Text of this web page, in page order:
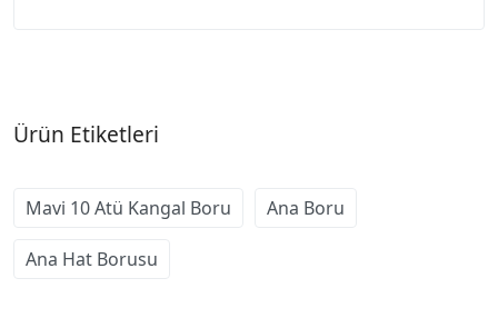
Ürün Etiketleri
Mavi 10 Atü Kangal Boru Ana Boru
Ana Hat Borusu